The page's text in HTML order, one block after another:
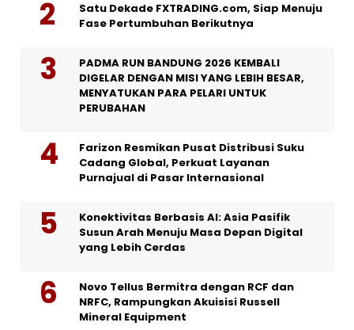
Satu Dekade FXTRADING.com, Siap Menuju
Fase Pertumbuhan Berikutnya
PADMA RUN BANDUNG 2026 KEMBALI
DIGELAR DENGAN MISI YANG LEBIH BESAR,
MENYATUKAN PARA PELARI UNTUK
PERUBAHAN
Farizon Resmikan Pusat Distribusi Suku
Cadang Global, Perkuat Layanan
Purnajual di Pasar Internasional
Konektivitas Berbasis AI: Asia Pasifik
Susun Arah Menuju Masa Depan Digital
yang Lebih Cerdas
Novo Tellus Bermitra dengan RCF dan
NRFC, Rampungkan Akuisisi Russell
Mineral Equipment